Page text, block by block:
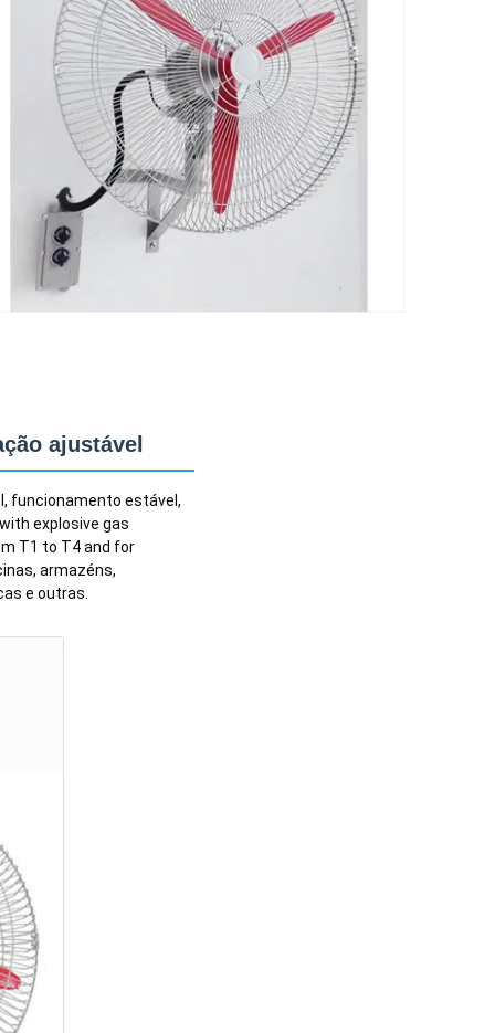
ajustável
funcionamento estável,
explosive gas
T1 to T4 and for
armazéns,
e outras.